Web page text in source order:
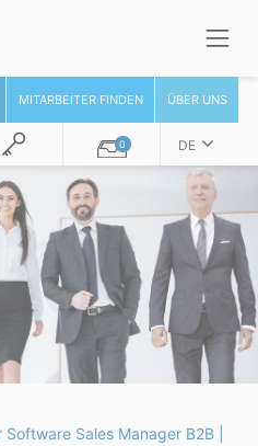
MITARBEITER FINDEN ÜBER UNS
0 DE
Software Sales Manager B2B |